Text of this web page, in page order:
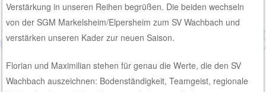
Verstärkung in unseren Reihen begrüßen. Die beiden wechseln
von der SGM Markelsheim/Elpersheim zum SV Wachbach und
verstärken unseren Kader zur neuen Saison.
Florian und Maximilian stehen für genau die Werte, die den SV
Wachbach auszeichnen: Bodenständigkeit, Teamgeist, regionale